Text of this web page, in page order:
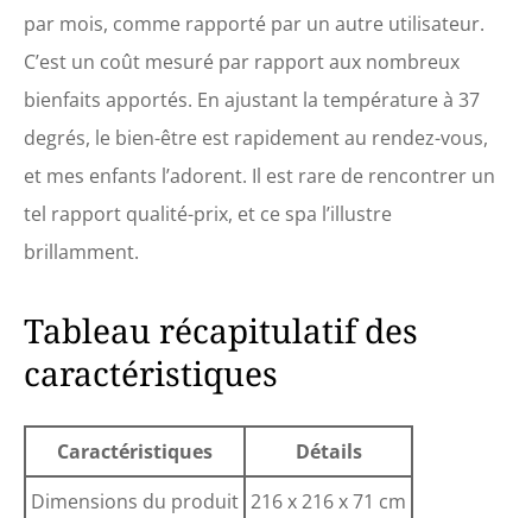
par mois, comme rapporté par un autre utilisateur.
C’est un coût mesuré par rapport aux nombreux
bienfaits apportés. En ajustant la température à 37
degrés, le bien-être est rapidement au rendez-vous,
et mes enfants l’adorent. Il est rare de rencontrer un
tel rapport qualité-prix, et ce spa l’illustre
brillamment.
Tableau récapitulatif des
caractéristiques
Caractéristiques
Détails
Dimensions du produit 216 x 216 x 71 cm